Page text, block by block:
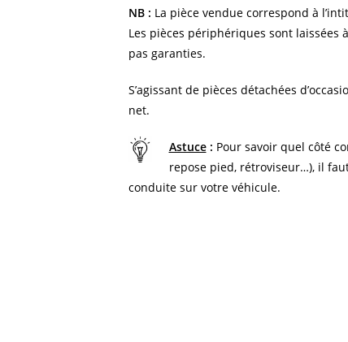
NB : La pièce vendue correspond à
Les pièces périphériques sont laissées
pas garanties.
S’agissant de pièces détachées
net.
Astuce: Pour savoir quel côté
repose pied, rétroviseur…), il
conduite sur votre véhicule.